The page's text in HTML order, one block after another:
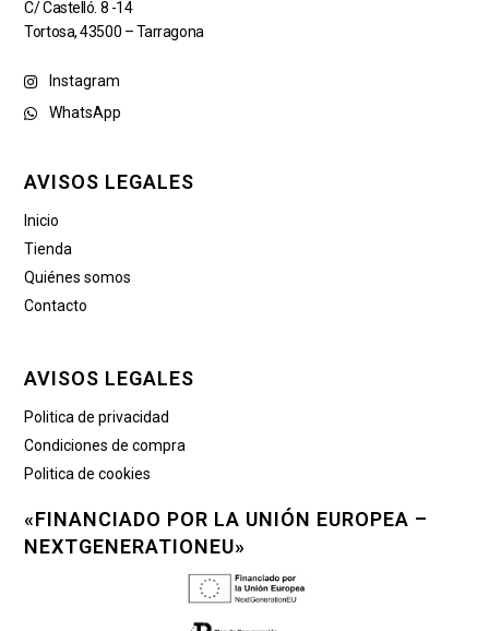
C/ Castelló. 8 -14
Tortosa, 43500 – Tarragona
Instagram
WhatsApp
AVISOS LEGALES
Inicio
Tienda
Quiénes somos
Contacto
AVISOS LEGALES
Politica de privacidad
Condiciones de compra
Politica de cookies
«FINANCIADO POR LA UNIÓN EUROPEA –
NEXTGENERATIONEU»